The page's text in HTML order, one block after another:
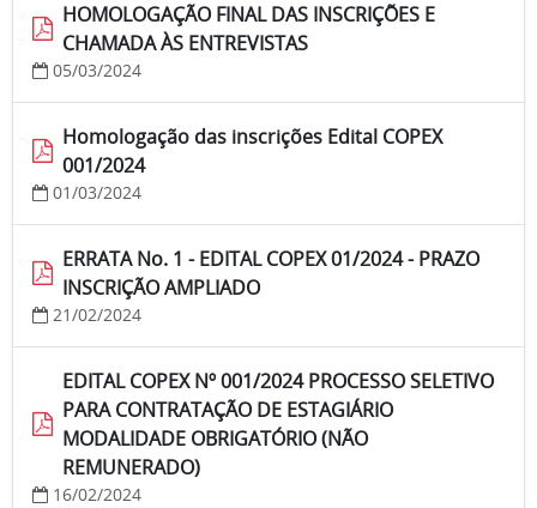
HOMOLOGAÇÃO FINAL DAS INSCRIÇÕES E
CHAMADA ÀS ENTREVISTAS
05/03/2024
Homologação das inscrições Edital COPEX
001/2024
01/03/2024
ERRATA No. 1 - EDITAL COPEX 01/2024 - PRAZO
INSCRIÇÃO AMPLIADO
21/02/2024
EDITAL COPEX Nº 001/2024 PROCESSO SELETIVO
PARA CONTRATAÇÃO DE ESTAGIÁRIO
MODALIDADE OBRIGATÓRIO (NÃO
REMUNERADO)
16/02/2024